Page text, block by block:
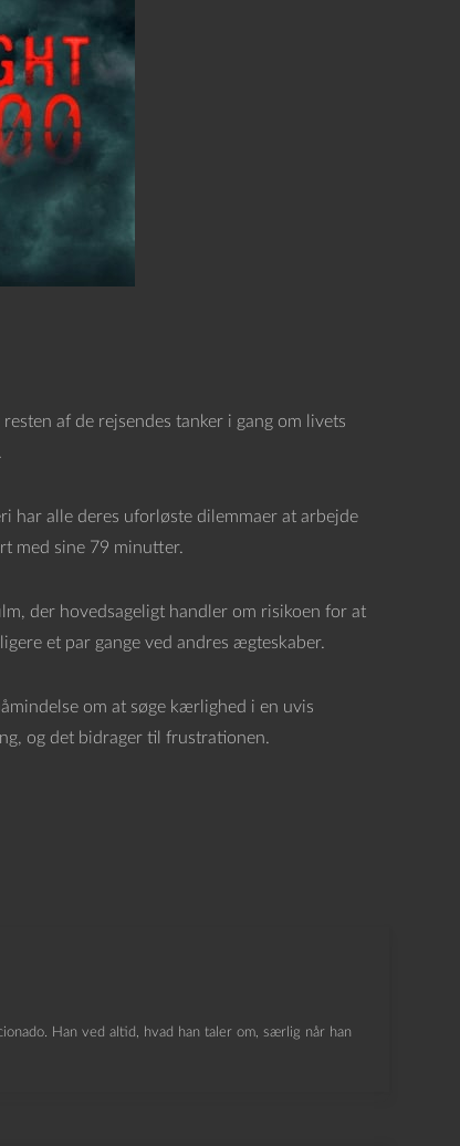
af de rejsendes tanker i gang om livets
har alle deres uforløste dilemmaer at arbejde
med sine 79 minutter.
der hovedsageligt handler om risikoen for at
et par gange ved andres ægteskaber.
om at søge kærlighed i en uvis
og det bidrager til frustrationen.
Han ved altid, hvad han taler om, særlig når han